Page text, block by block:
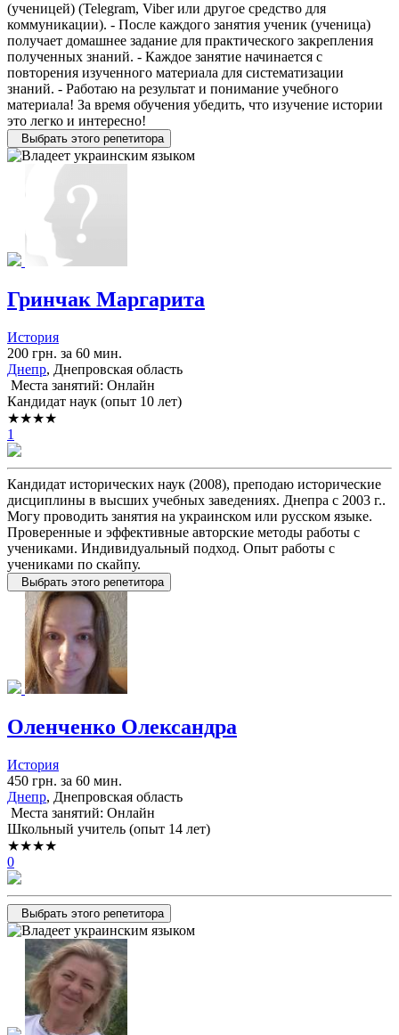
(ученицей) (Telegram, Viber или другое средство для
коммуникации). - После каждого занятия ученик (ученица)
получает домашнее задание для практического закрепления
полученных знаний. - Каждое занятие начинается с
повторения изученного материала для систематизации
знаний. - Работаю на результат и понимание учебного
материала! За время обучения убедить, что изучение истории
это легко и интересно!
Выбрать этого репетитора
Гринчак Маргарита
История
200 грн. за 60 мин.
Днепр, Днепровская область
Места занятий: Онлайн
Кандидат наук (опыт 10 лет)
★★★★
1
Кандидат исторических наук (2008), преподаю исторические
дисциплины в высших учебных заведениях. Днепра с 2003 г..
Могу проводить занятия на украинском или русском языке.
Проверенные и эффективные авторские методы работы с
учениками. Индивидуальный подход. Опыт работы с
учениками по скайпу.
Выбрать этого репетитора
Оленченко Олександра
История
450 грн. за 60 мин.
Днепр, Днепровская область
Места занятий: Онлайн
Школьный учитель (опыт 14 лет)
★★★★
0
Выбрать этого репетитора